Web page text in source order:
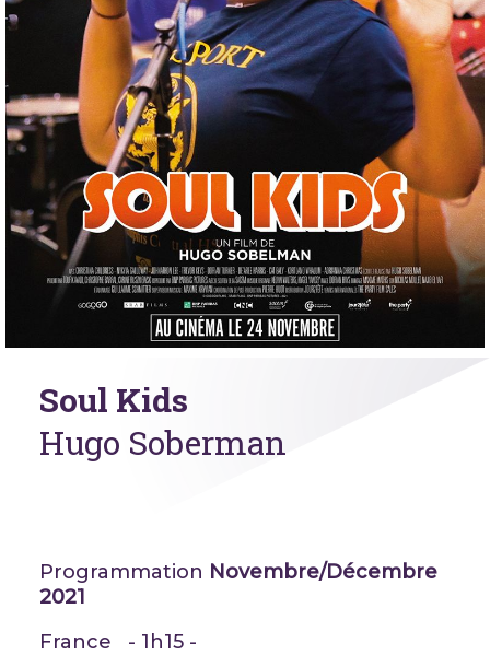
Soul Kids
Hugo Soberman
Programmation Novembre/Décembre
2021
France - 1h15 -